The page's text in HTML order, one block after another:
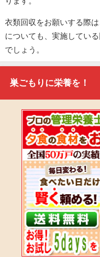
衣類回収をお願いする際
についても、実施してい
でしょう。
巣ごもりに栄養を！